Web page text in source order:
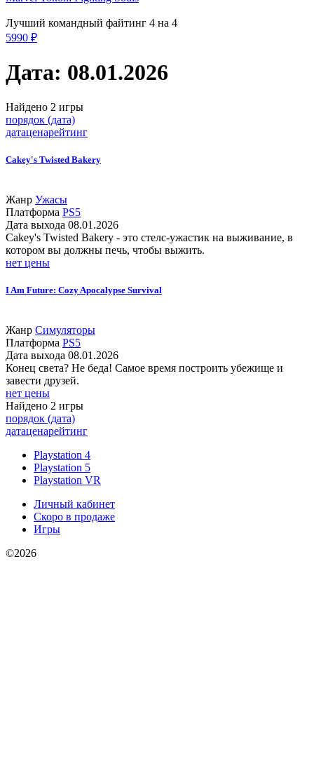
Лучший командный файтинг 4 на 4
5990 ₽
Дата: 08.01.2026
Найдено 2 игры
порядок (дата)
датаценарейтинг
Cakey's Twisted Bakery
Жанр Ужасы
Платформа PS5
Дата выхода 08.01.2026
Cakey's Twisted Bakery - это стелс-ужастик на выживание, в
котором вы должны печь, чтобы выжить.
нет цены
I Am Future: Cozy Apocalypse Survival
Жанр Симуляторы
Платформа PS5
Дата выхода 08.01.2026
Конец света? Не беда! Самое время построить убежище и
завести друзей.
нет цены
Найдено 2 игры
порядок (дата)
датаценарейтинг
Playstation 4
Playstation 5
Playstation VR
Личный кабинет
Скоро в продаже
Игры
©2026